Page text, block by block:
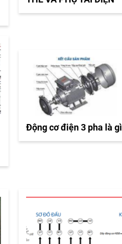
Động cơ điện 3 pha là gì